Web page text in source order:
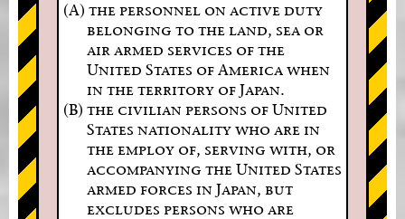
(A) the personnel on active duty
belonging to the land, sea or
air armed services of the
United States of America when
in the territory of Japan.
(B) the civilian persons of United
States nationality who are in
the employ of, serving with, or
accompanying the United States
armed forces in Japan, but
excludes persons who are